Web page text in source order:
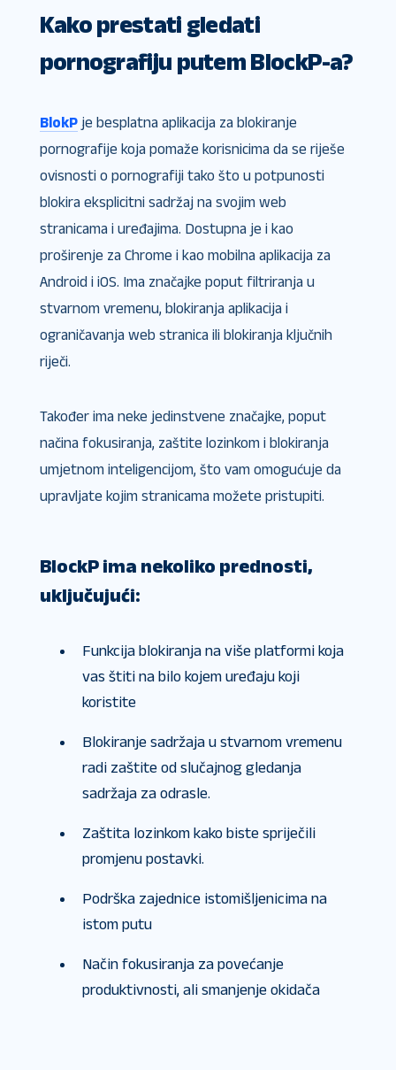
Kako prestati gledati
pornografiju putem BlockP-a?
BlokPje besplatna aplikacija za blokiranje
pornografije koja pomaže korisnicima da se riješe
ovisnosti o pornografiji tako što u potpunosti
blokira eksplicitni sadržaj na svojim web
stranicama i uređajima. Dostupna je i kao
proširenje za Chrome i kao mobilna aplikacija za
Android i iOS. Ima značajke poput filtriranja u
stvarnom vremenu, blokiranja aplikacija i
ograničavanja web stranica ili blokiranja ključnih
riječi.
Također ima neke jedinstvene značajke, poput
načina fokusiranja, zaštite lozinkom i blokiranja
umjetnom inteligencijom, što vam omogućuje da
upravljate kojim stranicama možete pristupiti.
BlockP ima nekoliko prednosti,
uključujući:
Funkcija blokiranja na više platformi koja
vas štiti na bilo kojem uređaju koji
koristite
Blokiranje sadržaja u stvarnom vremenu
radi zaštite od slučajnog gledanja
sadržaja za odrasle.
Zaštita lozinkom kako biste spriječili
promjenu postavki.
Podrška zajednice istomišljenicima na
istom putu
Način fokusiranja za povećanje
produktivnosti, ali smanjenje okidača